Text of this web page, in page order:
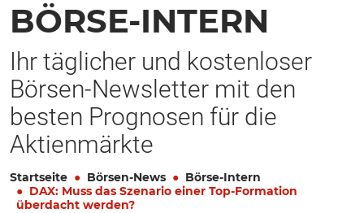
BÖRSE-INTERN
Ihr täglicher und kostenloser
Börsen-Newsletter mit den
besten Prognosen für die
Aktienmärkte
Startseite Börsen-News
Börse-Intern
DAX: Muss das Szenario einer Top-Formation
überdacht werden?